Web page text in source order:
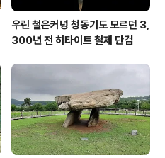
우린 철은커녕 청동기도 모르던 3,
300년 전 히타이트 철제 단검